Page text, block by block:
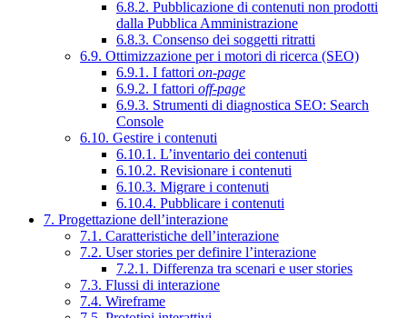
6.8.2. Pubblicazione di contenuti non prodotti
dalla Pubblica Amministrazione
6.8.3. Consenso dei soggetti ritratti
6.9. Ottimizzazione per i motori di ricerca (SEO)
6.9.1. I fattori on-page
6.9.2. I fattori off-page
6.9.3. Strumenti di diagnostica SEO: Search
Console
6.10. Gestire i contenuti
6.10.1. L’inventario dei contenuti
6.10.2. Revisionare i contenuti
6.10.3. Migrare i contenuti
6.10.4. Pubblicare i contenuti
7. Progettazione dell’interazione
7.1. Caratteristiche dell’interazione
7.2. User stories per definire l’interazione
7.2.1. Differenza tra scenari e user stories
7.3. Flussi di interazione
7.4. Wireframe